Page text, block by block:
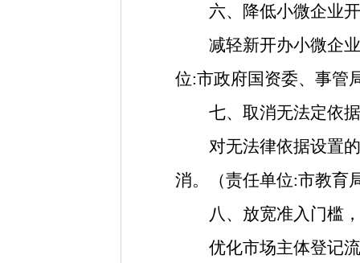
六、降低小微企业
减轻新开办小微企业
位:市政府国资委、事管
七、取消无法定依
对无法律依据设置的
消。（责任单位:市教育
八、放宽准入门槛
优化市场主体登记流